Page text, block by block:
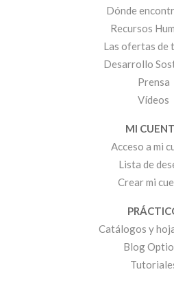
Dónde
Recursos
Las ofertas de
Desarrollo
Prensa
Vídeos
MI
Acceso a mi
Lista de
Crear mi
Catálogos y
Blog